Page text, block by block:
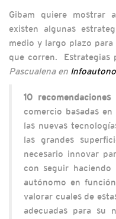
Gibam quiere mostrar
existen algunas
medio y largo plazo
que corren. Estrategias
Pascualena en
10 recomendaciones
comercio basadas
las nuevas
las grandes
necesario innovar
con seguir haciendo
autónomo en
valorar cuales de
adecuadas para su